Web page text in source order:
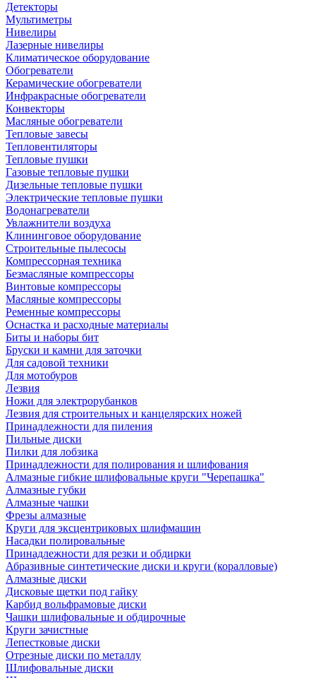
Детекторы
Мультиметры
Нивелиры
Лазерные нивелиры
Климатическое оборудование
Обогреватели
Керамические обогреватели
Инфракрасные обогреватели
Конвекторы
Масляные обогреватели
Тепловые завесы
Тепловентиляторы
Тепловые пушки
Газовые тепловые пушки
Дизельные тепловые пушки
Электрические тепловые пушки
Водонагреватели
Увлажнители воздуха
Клининговое оборудование
Строительные пылесосы
Компрессорная техника
Безмасляные компрессоры
Винтовые компрессоры
Масляные компрессоры
Ременные компрессоры
Оснастка и расходные материалы
Биты и наборы бит
Бруски и камни для заточки
Для садовой техники
Для мотобуров
Лезвия
Ножи для электрорубанков
Лезвия для строительных и канцелярских ножей
Принадлежности для пиления
Пильные диски
Пилки для лобзика
Принадлежности для полирования и шлифования
Алмазные гибкие шлифовальные круги "Черепашка"
Алмазные губки
Алмазные чашки
Фрезы алмазные
Круги для эксцентриковых шлифмашин
Насадки полировальные
Принадлежности для резки и обдирки
Абразивные синтетические диски и круги (коралловые)
Алмазные диски
Дисковые щетки под гайку
Карбид вольфрамовые диски
Чашки шлифовальные и обдирочные
Круги зачистные
Лепестковые диски
Отрезные диски по металлу
Шлифовальные диски